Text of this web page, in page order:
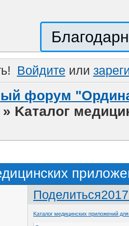
Войдите или
форум
» Kаталог
Поделиться
Kаталог медицинских приложений